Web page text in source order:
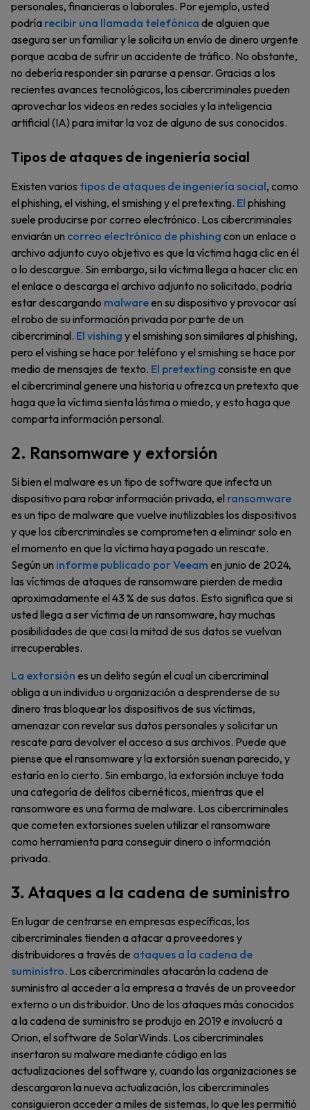
personales, financieras o laborales. Por ejemplo, usted
podría recibir una llamada telefónica de alguien que
asegura ser un familiar y le solicita un envío de dinero urgente
porque acaba de sufrir un accidente de tráfico. No obstante,
no debería responder sin pararse a pensar. Gracias a los
recientes avances tecnológicos, los cibercriminales pueden
aprovechar los videos en redes sociales y la inteligencia
artificial (IA) para imitar la voz de alguno de sus conocidos.
Tipos de ataques de ingeniería social
Existen varios tipos de ataques de ingeniería social, como
el phishing, el vishing, el smishing y el pretexting. El phishing
suele producirse por correo electrónico. Los cibercriminales
enviarán un correo electrónico de phishing con un enlace o
archivo adjunto cuyo objetivo es que la víctima haga clic en él
o lo descargue. Sin embargo, si la víctima llega a hacer clic en
el enlace o descarga el archivo adjunto no solicitado, podría
estar descargando malwareen su dispositivo y provocar así
el robo de su información privada por parte de un
cibercriminal. El vishing y el smishing son similares al phishing,
pero el vishing se hace por teléfono y el smishing se hace por
medio de mensajes de texto. El pretexting consiste en que
el cibercriminal genere una historia u ofrezca un pretexto que
haga que la víctima sienta lástima o miedo, y esto haga que
comparta información personal.
2. Ransomware y extorsión
Si bien el malware es un tipo de software que infecta un
dispositivo para robar información privada, el ransomware
es un tipo de malware que vuelve inutilizables los dispositivos
y que los cibercriminales se comprometen a eliminar solo en
el momento en que la víctima haya pagado un rescate.
Según un informe publicado por Veeam en junio de 2024,
las víctimas de ataques de ransomware pierden de media
aproximadamente el 43 % de sus datos. Esto significa que si
usted llega a ser víctima de un ransomware, hay muchas
posibilidades de que casi la mitad de sus datos se vuelvan
irrecuperables.
La extorsión es un delito según el cual un cibercriminal
obliga a un individuo u organización a desprenderse de su
dinero tras bloquear los dispositivos de sus víctimas,
amenazar con revelar sus datos personales y solicitar un
rescate para devolver el acceso a sus archivos. Puede que
piense que el ransomware y la extorsión suenan parecido, y
estaría en lo cierto. Sin embargo, la extorsión incluye toda
una categoría de delitos cibernéticos, mientras que el
ransomware es una forma de malware. Los cibercriminales
que cometen extorsiones suelen utilizar el ransomware
como herramienta para conseguir dinero o información
privada.
3. Ataques a la cadena de suministro
En lugar de centrarse en empresas específicas, los
cibercriminales tienden a atacar a proveedores y
distribuidores a través de ataques a la cadena de
suministro. Los cibercriminales atacarán la cadena de
suministro al acceder a la empresa a través de un proveedor
externo o un distribuidor. Uno de los ataques más conocidos
a la cadena de suministro se produjo en 2019 e involucró a
Orion, el software de SolarWinds. Los cibercriminales
insertaron su malware mediante código en las
actualizaciones del software y, cuando las organizaciones se
descargaron la nueva actualización, los cibercriminales
consiguieron acceder a miles de sistemas, lo que les permitió